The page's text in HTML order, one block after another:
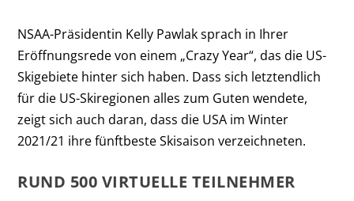
NSAA-Präsidentin Kelly Pawlak sprach in Ihrer
Eröffnungsrede von einem „Crazy Year“, das die US-
Skigebiete hinter sich haben. Dass sich letztendlich
für die US-Skiregionen alles zum Guten wendete,
zeigt sich auch daran, dass die USA im Winter
2021/21 ihre fünftbeste Skisaison verzeichneten.
RUND 500 VIRTUELLE TEILNEHMER